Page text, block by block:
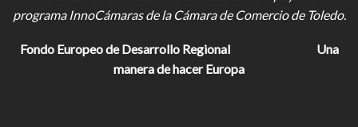
programa InnoCámaras de la Cámara de Comercio de Toledo.
Fondo Europeo de Desarrollo Regional
Una
manera de hacer Europa